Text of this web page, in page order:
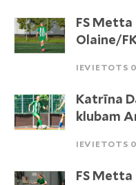
FS
Olaine/
IEVIETOTS
Katrīna
klubam
IEVIETOTS
FS Metta